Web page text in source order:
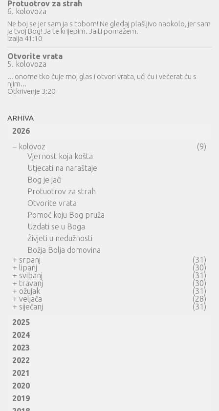
Protuotrov za strah
6. kolovoza
Ne boj se jer sam ja s tobom! Ne gledaj plašljivo naokolo, jer sam
ja tvoj Bog! Ja te krijepim. Ja ti pomažem.
Izaija 41:10
Otvorite vrata
5. kolovoza
... onome tko čuje moj glas i otvori vrata, ući ću i večerat ću s
njim...
Otkrivenje 3:20
ARHIVA
2026
– kolovoz
(9)
Vjernost koja košta
Utjecati na naraštaje
Bog je jači
Protuotrov za strah
Otvorite vrata
Pomoć koju Bog pruža
Uzdati se u Boga
Živjeti u nedužnosti
Božja Bolja domovina
+ srpanj
(31)
+ lipanj
(30)
+ svibanj
(31)
+ travanj
(30)
+ ožujak
(31)
+ veljača
(28)
+ siječanj
(31)
2025
2024
2023
2022
2021
2020
2019